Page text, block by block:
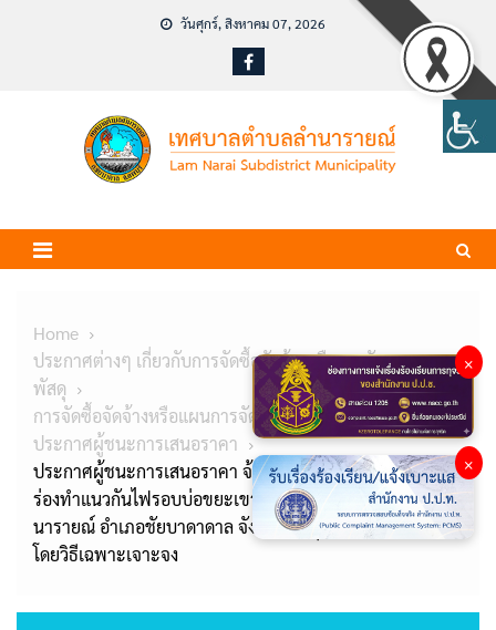
วันศุกร์, สิงหาคม 07, 2026
Home
ประกาศต่างๆ เกี่ยวกับการจัดซื้อจัดจ้างหรือการจัดหา
พัสดุ
การจัดซื้อจัดจ้างหรือแผนการจัดหาพัสดุ
ประกาศผู้ชนะการเสนอราคา
ประกาศผู้ชนะการเสนอราคา จ้างเหมารถแบ็คโฮ เพื่อขุด
ร่องทำแนวกันไฟรอบบ่อขยะเขาหินกลิ้ง หมู่ที่ 2 ตำบลลำ
นารายณ์ อำเภอชัยบาดาดาล จังหวัดลพบุรี จำนวน 1 งาน
โดยวิธีเฉพาะเจาะจง
×
×